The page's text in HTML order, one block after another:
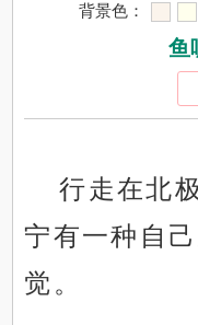
背景色：
鱼
行走在北
宁有一种自
觉。